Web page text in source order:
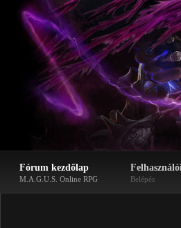
Fórum kezdőlap
M.A.G.U.S. Online RPG Belépés